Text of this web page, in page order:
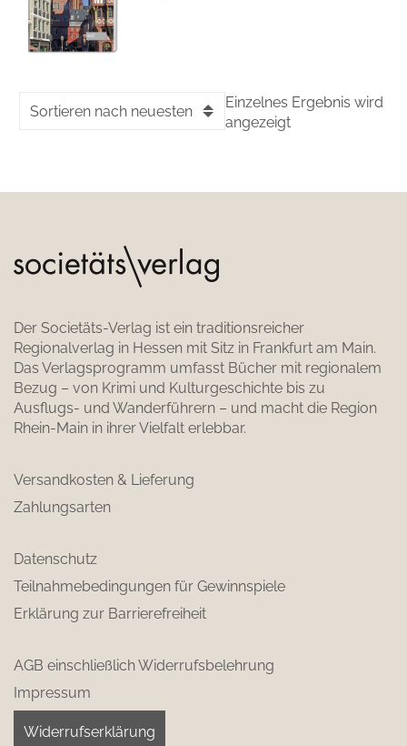
Sortieren nach neuesten
Einzelnes Ergebnis wird
angezeigt
Der Societäts-Verlag ist ein traditionsreicher
Regionalverlag in Hessen mit Sitz in Frankfurt am Main.
Das Verlagsprogramm umfasst Bücher mit regionalem
Bezug – von Krimi und Kulturgeschichte bis zu
Ausflugs- und Wanderführern – und macht die Region
Rhein-Main in ihrer Vielfalt erlebbar.
Versandkosten & Lieferung
Zahlungsarten
Datenschutz
Teilnahmebedingungen für Gewinnspiele
Erklärung zur Barrierefreiheit
AGB einschließlich Widerrufsbelehrung
Impressum
Widerrufserklärung